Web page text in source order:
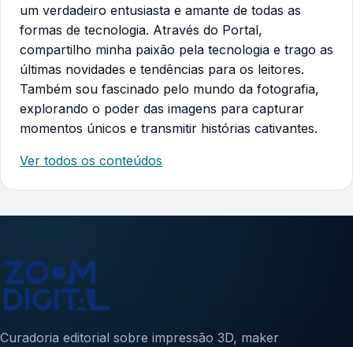
um verdadeiro entusiasta e amante de todas as
formas de tecnologia. Através do Portal,
compartilho minha paixão pela tecnologia e trago as
últimas novidades e tendências para os leitores.
Também sou fascinado pelo mundo da fotografia,
explorando o poder das imagens para capturar
momentos únicos e transmitir histórias cativantes.
Ver todos os conteúdos
Curadoria editorial sobre impressão 3D, maker